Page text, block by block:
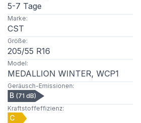
5-7 Tage
Marke:
CST
Größe:
205/55 R16
Model:
MEDALLION WINTER, WCP1
Geräusch-Emissionen:
B (71 dB)
Kraftstoffeffizienz:
C